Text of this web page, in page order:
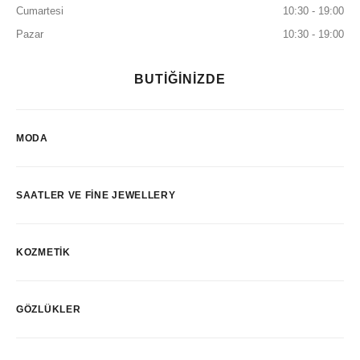
Cumartesi
10:30 - 19:00
Pazar
10:30 - 19:00
BUTİĞİNİZDE
MODA
SAATLER VE FINE JEWELLERY
KOZMETIK
GÖZLÜKLER